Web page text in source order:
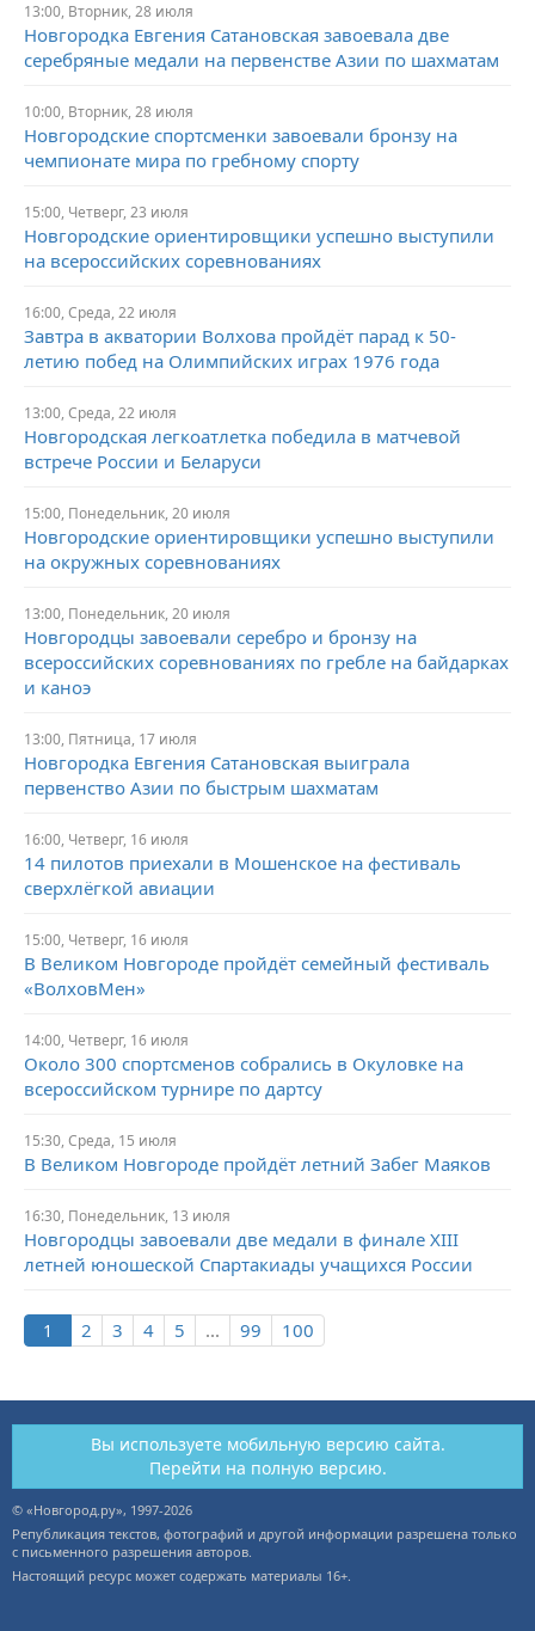
13:00, Вторник, 28 июля
Новгородка Евгения Сатановская завоевала две
серебряные медали на первенстве Азии по шахматам
10:00, Вторник, 28 июля
Новгородские спортсменки завоевали бронзу на
чемпионате мира по гребному спорту
15:00, Четверг, 23 июля
Новгородские ориентировщики успешно выступили
на всероссийских соревнованиях
16:00, Среда, 22 июля
Завтра в акватории Волхова пройдёт парад к 50-
летию побед на Олимпийских играх 1976 года
13:00, Среда, 22 июля
Новгородская легкоатлетка победила в матчевой
встрече России и Беларуси
15:00, Понедельник, 20 июля
Новгородские ориентировщики успешно выступили
на окружных соревнованиях
13:00, Понедельник, 20 июля
Новгородцы завоевали серебро и бронзу на
всероссийских соревнованиях по гребле на байдарках
и каноэ
13:00, Пятница, 17 июля
Новгородка Евгения Сатановская выиграла
первенство Азии по быстрым шахматам
16:00, Четверг, 16 июля
14 пилотов приехали в Мошенское на фестиваль
сверхлёгкой авиации
15:00, Четверг, 16 июля
В Великом Новгороде пройдёт семейный фестиваль
«ВолховМен»
14:00, Четверг, 16 июля
Около 300 спортсменов собрались в Окуловке на
всероссийском турнире по дартсу
15:30, Среда, 15 июля
В Великом Новгороде пройдёт летний Забег Маяков
16:30, Понедельник, 13 июля
Новгородцы завоевали две медали в финале ХIII
летней юношеской Спартакиады учащихся России
2 3 4 5 ... 99 100
Вы используете мобильную версию сайта.
Перейти на полную версию.
© «Новгород.ру», 1997-2026
Републикация текстов, фотографий и другой информации разрешена только
с письменного разрешения авторов.
Настоящий ресурс может содержать материалы 16+.